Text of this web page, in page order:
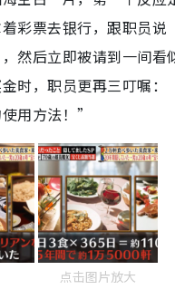
彩票去银行，跟职员
然后立即被请到一间看
时，职员更再三叮嘱
用方法！”
点击图片放大